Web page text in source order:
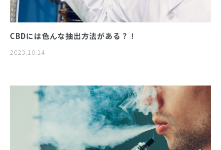
CBDには色んな抽出方法がある？！
2023.10.14